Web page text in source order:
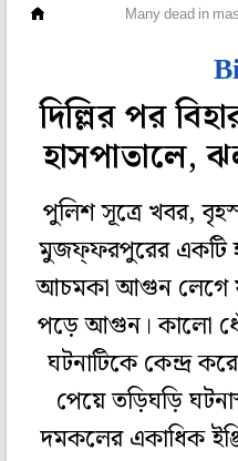
Many dead in
দিল্লির পর
হাসপাতালে,
পুলিশ সূত্রে খবর,
মুজফ্‌ফরপুরের একটি
আচমকা আগুন লেগে
পড়ে আগুন। কালো
ঘটনাটিকে কেন্দ্র
পেয়ে তড়িঘড়ি
দমকলের একাধিক